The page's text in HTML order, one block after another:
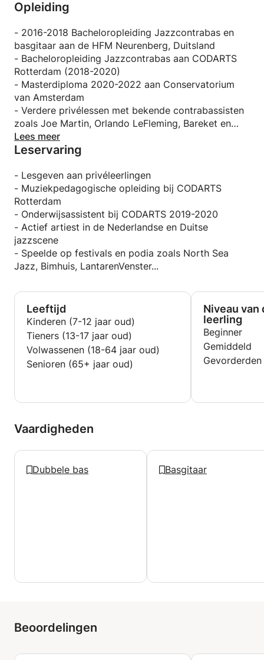
diverse festivals en podia te spelen, zoals North Sea
Rotterdam.
Ik ben een rustig en ontspannen persoon en ik deel
graag de kennis die ik van mijn docenten heb
opgedaan, evenals mijn eigen ervaring. Mijn
specialiteit is jazzimprovisatie, maar ik beheers ook
andere stijlen. Ik focus me er altijd op om je voor te
bereiden op het spelen in een band, of om je
vaardigheden op dit gebied te verbeteren, want dat
is wat we als bassisten doen!
zou kunnen zien:
5 min - Inleiding, voorbereiding, bespreking van de
voortgang en inhoud van de les
15 min - Techniektraining (Feedback, het leren van
nieuwe technieken of oefeningen)
10 min - Theorie, gehoortraining of ritmische
training
5 min - Bespreking van de lesinhoud en wat er thuis
geoefend moet worden.
Dat is één manier, maar natuurlijk pas ik me altijd
aan uw voorkeuren en doelen aan!
Opleiding
- 2016-2018 Bacheloropleiding Jazzcontrabas en
basgitaar aan de HFM Neurenberg, Duitsland
- Bacheloropleiding Jazzcontrabas aan CODARTS
Rotterdam (2018-2020)
- Masterdiploma 2020-2022 aan Conservatorium
van Amsterdam
- Verdere privélessen met bekende contrabassisten
zoals Joe Martin, Orlando LeFleming, Bareket en
Matt Penman
Lees meer
Leservaring
- Lesgeven aan privéleerlingen
- Muziekpedagogische opleiding bij CODARTS
Rotterdam
- Onderwijsassistent bij CODARTS 2019-2020
- Actief artiest in de Nederlandse en Duitse
jazzscene
- Speelde op festivals en podia zoals North Sea
Jazz, Bimhuis, LantarenVenster...
Leeftijd
Kinderen (7-12 jaar oud)
Tieners (13-17 jaar oud)
Volwassenen (18-64 jaar oud)
Senioren (65+ jaar oud)
Niveau van
leerling
Beginner
Gemiddeld
Gevorderden
Vaardigheden
Dubbele bas Basgitaar
Beoordelingen